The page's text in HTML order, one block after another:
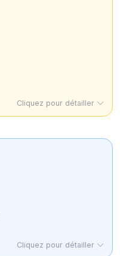
Cliquez pour détailler
Cliquez pour détailler